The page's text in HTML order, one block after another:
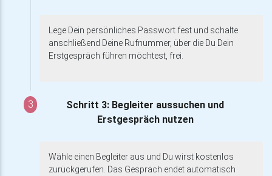
Lege Dein persönliches Passwort fest und schalte
anschließend Deine Rufnummer, über die Du Dein
Erstgespräch führen möchtest, frei.
3
Schritt 3: Begleiter aussuchen und
Erstgespräch nutzen
Wähle einen Begleiter aus und Du wirst kostenlos
zurückgerufen. Das Gespräch endet automatisch